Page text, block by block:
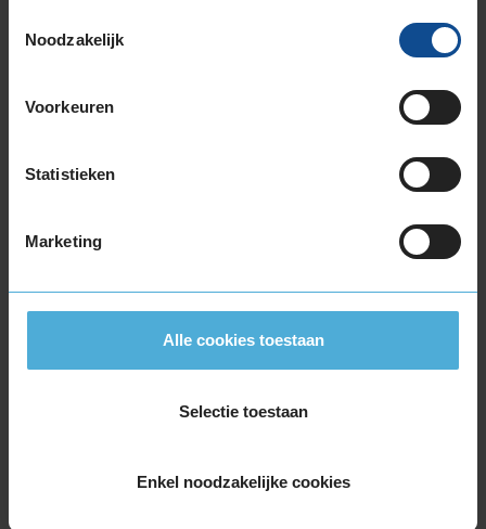
Noodzakelijk
Voorkeuren
Statistieken
Marketing
Alle cookies toestaan
Selectie toestaan
Enkel noodzakelijke cookies
235/60R18 107H EXTRALOAD
235/50R19 103V EXTRALOAD
235/55R19 105H EXTRALOAD
235/55R19 105V EXTRALOAD
255/65R19 114V EXTRALOAD